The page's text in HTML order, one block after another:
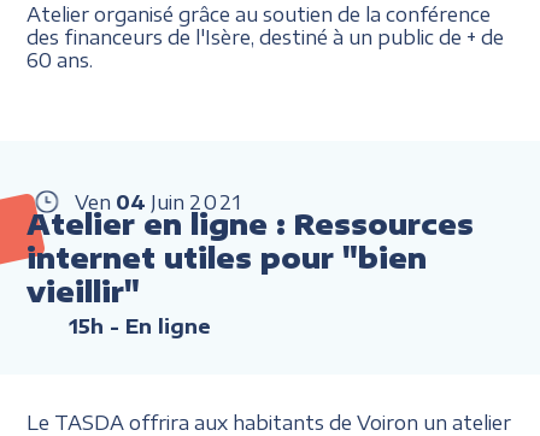
Atelier organisé grâce au soutien de la conférence
des financeurs de l'Isère, destiné à un public de + de
60 ans.
Ven 04 Juin 2021
Atelier en ligne : Ressources
internet utiles pour "bien
vieillir"
15h - En ligne
Le TASDA offrira aux habitants de Voiron un atelier